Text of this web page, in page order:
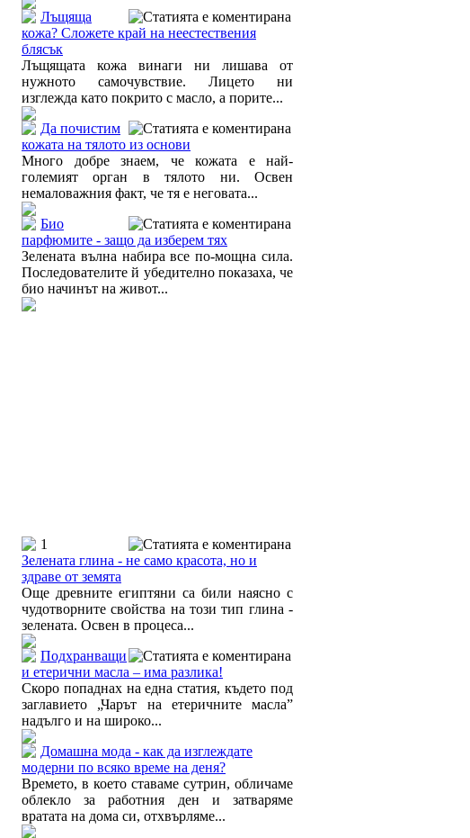
Лъщяща
кожа? Сложете край на неестествения
блясък
Лъщящата кожа винаги ни лишава от
нужното самочувствие. Лицето ни
изглежда като покрито с масло, а порите...
Да почистим
кожата на тялото из основи
Много добре знаем, че кожата е най-
големият орган в тялото ни. Освен
немаловажния факт, че тя е неговата...
Био
парфюмите - защо да изберем тях
Зелената вълна набира все по-мощна сила.
Последователите й убедително показаха, че
био начинът на живот...
1
Зелената глина - не само красота, но и
здраве от земята
Още древните египтяни са били наясно с
чудотворните свойства на този тип глина -
зелената. Освен в процеса...
Подхранващи
и етерични масла – има разлика!
Скоро попаднах на една статия, където под
заглавието „Чарът на етеричните масла”
надълго и на широко...
Домашна мода - как да изглеждате
модерни по всяко време на деня?
Времето, в което ставаме сутрин, обличаме
облекло за работния ден и затваряме
вратата на дома си, отхвърляме...